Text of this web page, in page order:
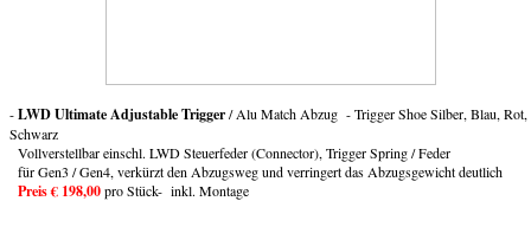
-LWD Ultimate Adjustable Trigger/ Alu Match Abzug - Trigger Shoe Silber, Blau, Rot,
Schwarz
Vollverstellbar einschl. LWD Steuerfeder (Connector), Trigger Spring / Feder
für Gen3 / Gen4, verkürzt den Abzugsweg und verringert das Abzugsgewicht deutlich
Preis € 198,00pro Stück- inkl. Montage